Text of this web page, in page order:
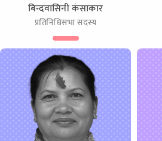
बिन्दवासिनी कंसाकार
प्रतिनिधिसभा सदस्य